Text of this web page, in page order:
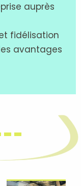
auprès
fidélisation
avantages